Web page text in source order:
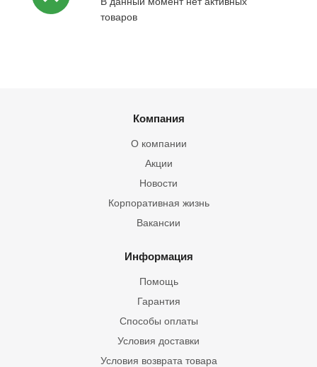
товаров
Компания
О компании
Акции
Новости
Корпоративная жизнь
Вакансии
Информация
Помощь
Гарантия
Способы оплаты
Условия доставки
Условия возврата товара